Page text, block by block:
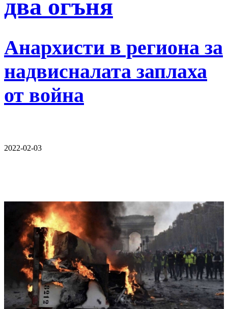
два огъня
Анархисти в региона за
надвисналата заплаха
от война
2022-02-03